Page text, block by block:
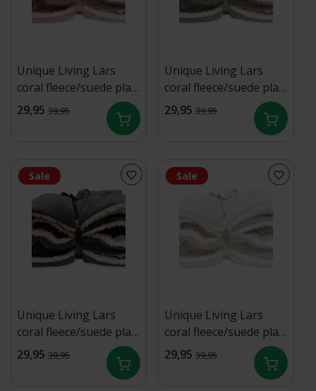
Unique Living Lars
coral fleece/suede plaid
150x200cm old pink
29,95 39,95
Unique Living Lars
coral fleece/suede plaid
150x200cm grijs
29,95 39,95
Sale
Unique Living Lars
coral fleece/suede plaid
150x200cm dark grey
29,95 39,95
Sale
Unique Living Lars
coral fleece/suede plaid
150x200cm dove white
29,95 39,95